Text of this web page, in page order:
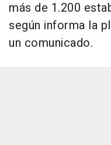
más de 1.200
según informa la
un comunicado.